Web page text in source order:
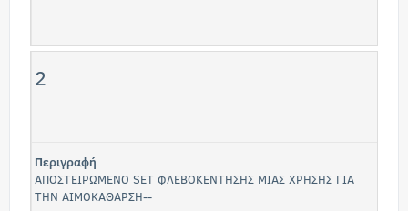
2
Περιγραφή
ΑΠΟΣΤΕΙΡΩΜΕΝΟ SET ΦΛΕΒΟΚΕΝΤΗΣΗΣ ΜΙΑΣ ΧΡΗΣΗΣ ΓΙΑ
ΤΗΝ ΑΙΜΟΚΑΘΑΡΣΗ--